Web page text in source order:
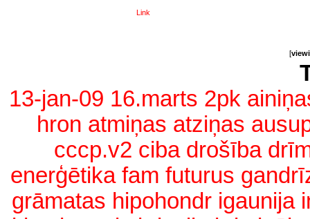
Link
[
13-jan-09 16.marts 2pk
hron atmiņas atziņas
cccp.v2 ciba drošība
enerģētika fam futurus
grāmatas hipohondr igaunija